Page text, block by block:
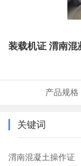
装载机证 渭南混
产品规格
关键词
渭南混凝土操作证